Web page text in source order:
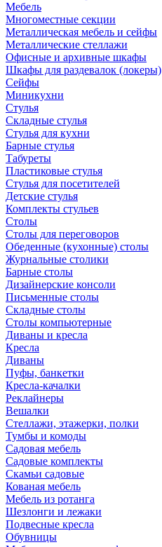
Мебель
Многоместные секции
Металлическая мебель и сейфы
Металлические стеллажи
Офисные и архивные шкафы
Шкафы для раздевалок (локеры)
Сейфы
Миникухни
Стулья
Складные стулья
Стулья для кухни
Барные стулья
Табуреты
Пластиковые стулья
Стулья для посетителей
Детские стулья
Комплекты стульев
Столы
Столы для переговоров
Обеденные (кухонные) столы
Журнальные столики
Барные столы
Дизайнерские консоли
Письменные столы
Складные столы
Столы компьютерные
Диваны и кресла
Кресла
Диваны
Пуфы, банкетки
Кресла-качалки
Реклайнеры
Вешалки
Стеллажи, этажерки, полки
Тумбы и комоды
Садовая мебель
Садовые комплекты
Скамьи садовые
Кованая мебель
Мебель из ротанга
Шезлонги и лежаки
Подвесные кресла
Обувницы